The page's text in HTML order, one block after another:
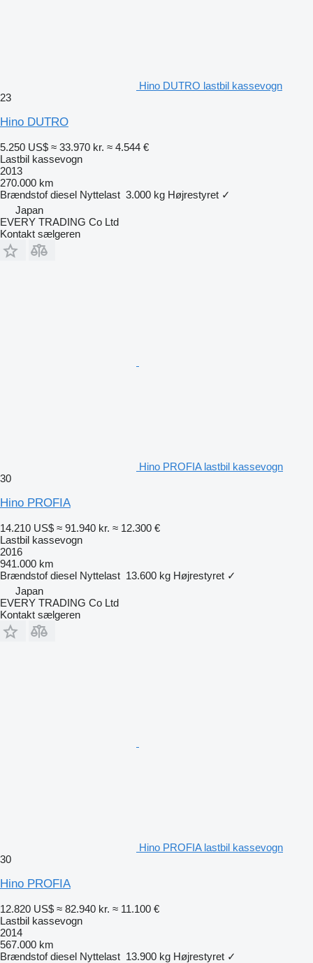
Hino DUTRO lastbil kassevogn
23
Hino DUTRO
5.250 US$ ≈ 33.970 kr. ≈ 4.544 €
Lastbil kassevogn
2013
270.000 km
Brændstof diesel Nyttelast 3.000 kg Højrestyret ✓
Japan
EVERY TRADING Co Ltd
Kontakt sælgeren
Hino PROFIA lastbil kassevogn
30
Hino PROFIA
14.210 US$ ≈ 91.940 kr. ≈ 12.300 €
Lastbil kassevogn
2016
941.000 km
Brændstof diesel Nyttelast 13.600 kg Højrestyret ✓
Japan
EVERY TRADING Co Ltd
Kontakt sælgeren
Hino PROFIA lastbil kassevogn
30
Hino PROFIA
12.820 US$ ≈ 82.940 kr. ≈ 11.100 €
Lastbil kassevogn
2014
567.000 km
Brændstof diesel Nyttelast 13.900 kg Højrestyret ✓